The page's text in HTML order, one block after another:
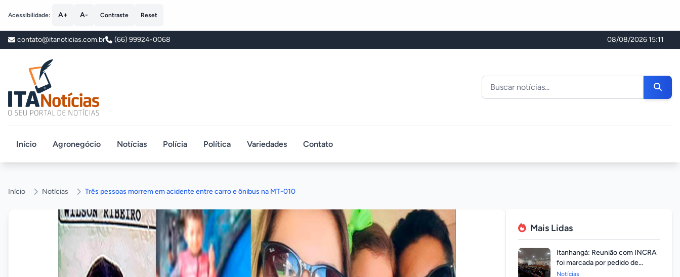
Acessibilidade: A+ A- Contraste Reset
contato@itanoticias.com.br (66) 99924-0068 08/08/2026 15:11
ITA Notícias
Buscar noticias
Início Agronegócio Notícias Polícia Política Variedades Contato
Início Notícias Três pessoas morrem em acidente entre carro e ônibus na MT-010
Mais Lidas
Itanhangá: Reunião com INCRA
foi marcada por pedido de
regularização pela população
Notícias